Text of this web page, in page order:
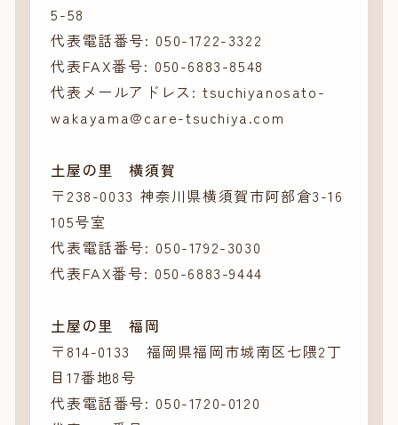
5-58
代表電話番号: 050-1722-3322
代表FAX番号: 050-6883-8548
代表メールアドレス: tsuchiyanosato-
wakayama@care-tsuchiya.com
土屋の里 横須賀
〒238-0033 神奈川県横須賀市阿部倉3-16
105号室
代表電話番号: 050-1792-3030
代表FAX番号: 050-6883-9444
土屋の里 福岡
〒814-0133 福岡県福岡市城南区七隈2丁
目17番地8号
代表電話番号: 050-1720-0120